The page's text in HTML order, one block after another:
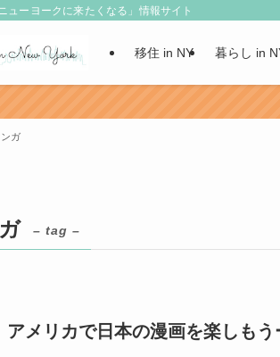
ューヨークに来たくなる」情報サイト
移住 in NY 暮らし in
ンガ
– tag –
アメリカで日本の漫画を楽しも